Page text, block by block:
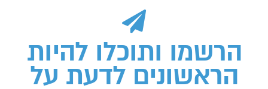
הרשמו ותוכלו להיות
הראשונים לדעת על